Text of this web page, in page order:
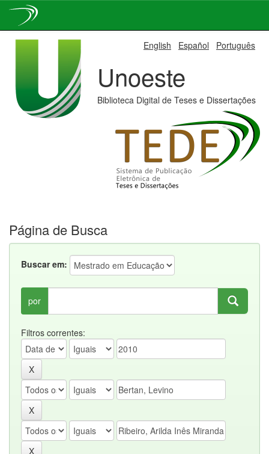
English Español Português
Unoeste
Biblioteca Digital de Teses e Dissertações
Página de Busca
Buscar em:
por
Filtros correntes: